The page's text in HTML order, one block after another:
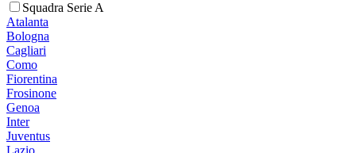
Squadra Serie A
Atalanta
Bologna
Cagliari
Como
Fiorentina
Frosinone
Genoa
Inter
Juventus